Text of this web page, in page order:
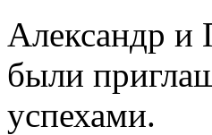
Александр и
были
успехами.